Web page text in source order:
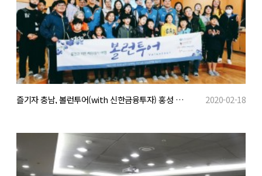
즐기자 충남, 볼런투어(with 신한금융투자) 홍성 문당마을에서 가져... 2020-02-18